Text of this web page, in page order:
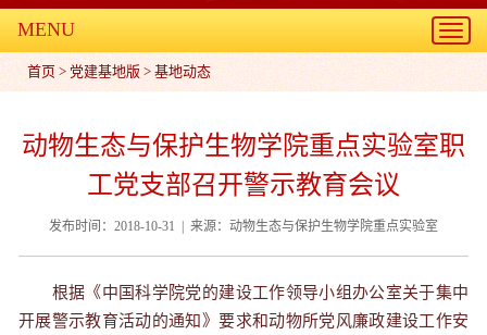
MENU
首页 > 党建基地版 > 基地动态
动物生态与保护生物学院重点实验室职
工党支部召开警示教育会议
发布时间：2018-10-31 | 来源：动物生态与保护生物学院重点实验室
根据《中国科学院党的建设工作领导小组办公室关于集中
开展警示教育活动的通知》要求和动物所党风廉政建设工作安